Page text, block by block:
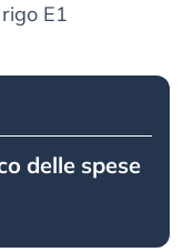
E1
delle spese